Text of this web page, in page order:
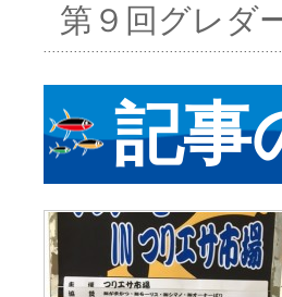
第９回グレダ
記事